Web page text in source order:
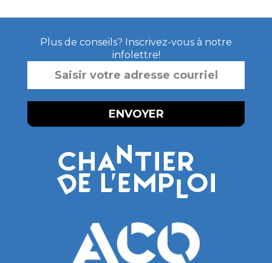
Plus de conseils? Inscrivez-vous à notre
infolettre!
VOTRE